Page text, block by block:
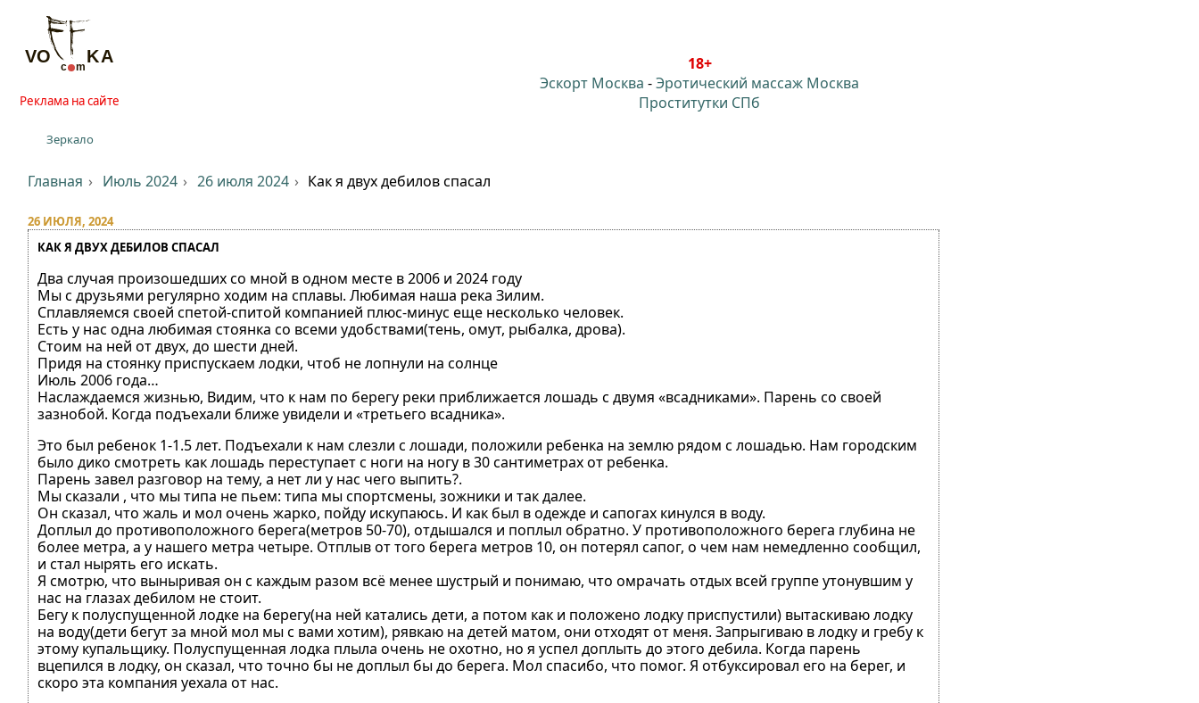
Реклама на сайте
Зеркало
18+
Эскорт Москва -Эротический массаж Москва
Проститутки СПб
Главная Июль 2024 26 июля 2024 Как я двух дебилов спасал
26 ИЮЛЯ, 2024
КАК Я ДВУХ ДЕБИЛОВ СПАСАЛ
Два случая произошедших со мной в одном месте в 2006 и 2024 году
Мы с друзьями регулярно ходим на сплавы. Любимая наша река Зилим.
Сплавляемся своей спетой-спитой компанией плюс-минус еще несколько человек.
Есть у нас одна любимая стоянка со всеми удобствами(тень, омут, рыбалка, дрова).
Стоим на ней от двух, до шести дней.
Придя на стоянку приспускаем лодки, чтоб не лопнули на солнце
Июль 2006 года…
Наслаждаемся жизнью, Видим, что к нам по берегу реки приближается лошадь с двумя «всадниками». Парень со своей
зазнобой. Когда подъехали ближе увидели и «третьего всадника».
Это был ребенок 1-1.5 лет. Подъехали к нам слезли с лошади, положили ребенка на землю рядом с лошадью. Нам городским
было дико смотреть как лошадь переступает с ноги на ногу в 30 сантиметрах от ребенка.
Парень завел разговор на тему, а нет ли у нас чего выпить?.
Мы сказали , что мы типа не пьем: типа мы спортсмены, зожники и так далее.
Он сказал, что жаль и мол очень жарко, пойду искупаюсь. И как был в одежде и сапогах кинулся в воду.
Доплыл до противоположного берега(метров 50-70), отдышался и поплыл обратно. У противоположного берега глубина не
более метра, а у нашего метра четыре. Отплыв от того берега метров 10, он потерял сапог, о чем нам немедленно сообщил,
и стал нырять его искать.
Я смотрю, что выныривая он с каждым разом всё менее шустрый и понимаю, что омрачать отдых всей группе утонувшим у
нас на глазах дебилом не стоит.
Бегу к полуспущенной лодке на берегу(на ней катались дети, а потом как и положено лодку приспустили) вытаскиваю лодку
на воду(дети бегут за мной мол мы с вами хотим), рявкаю на детей матом, они отходят от меня. Запрыгиваю в лодку и гребу к
этому купальщику. Полуспущенная лодка плыла очень не охотно, но я успел доплыть до этого дебила. Когда парень
вцепился в лодку, он сказал, что точно бы не доплыл бы до берега. Мол спасибо, что помог. Я отбуксировал его на берег, и
скоро эта компания уехала от нас.